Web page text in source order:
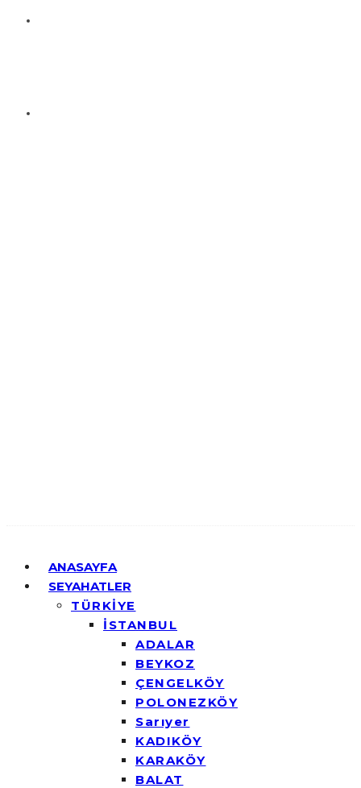
ANASAYFA
SEYAHATLER
TÜRKİYE
İSTANBUL
ADALAR
BEYKOZ
ÇENGELKÖY
POLONEZKÖY
Sarıyer
KADIKÖY
KARAKÖY
BALAT